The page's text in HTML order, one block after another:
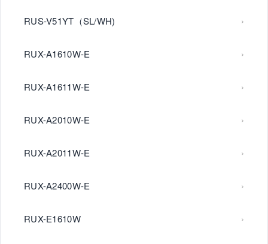
RUS-V51YT（SL/WH)
RUX-A1610W-E
RUX-A1611W-E
RUX-A2010W-E
RUX-A2011W-E
RUX-A2400W-E
RUX-E1610W